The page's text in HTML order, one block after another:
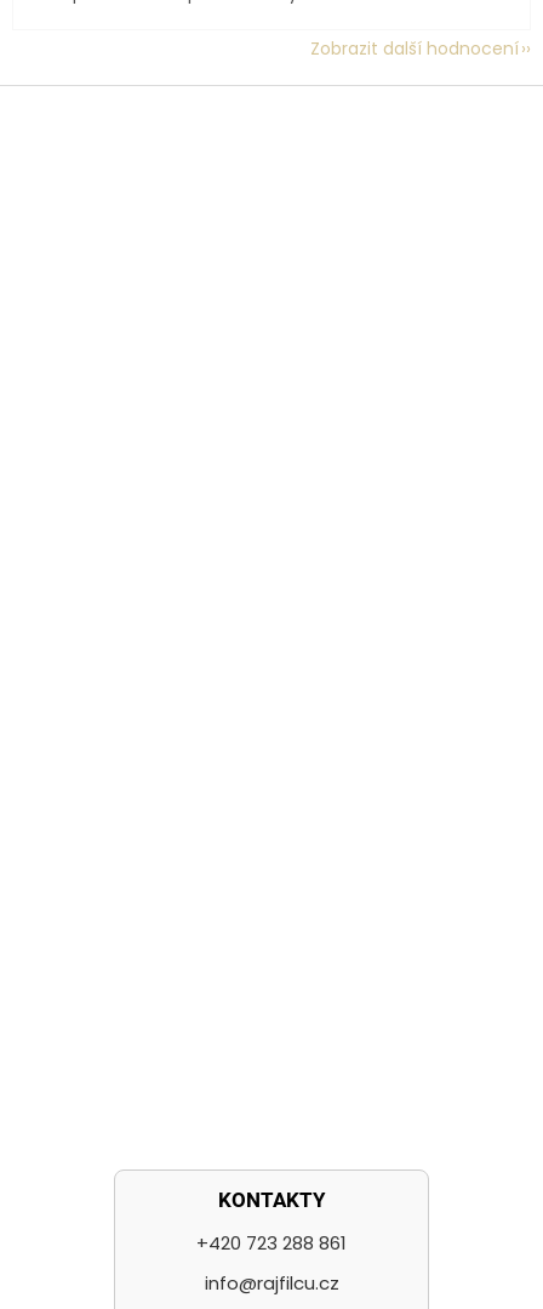
Zobrazit další hodnocení
KONTAKTY
+420 723 288 861
info@rajfilcu.cz